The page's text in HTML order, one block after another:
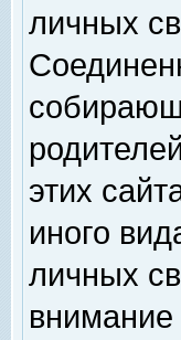
личных
этих
иного
личных
внимание